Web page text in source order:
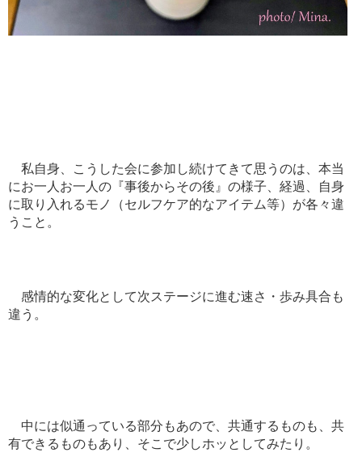
私自身、こうした会に参加し続けてきて思うのは、本当
にお一人お一人の『事後からその後』の様子、経過、自身
に取り入れるモノ（セルフケア的なアイテム等）が各々違
うこと。
感情的な変化として次ステージに進む速さ・歩み具合も
違う。
中には似通っている部分もあので、共通するものも、共
有できるものもあり、そこで少しホッとしてみたり。